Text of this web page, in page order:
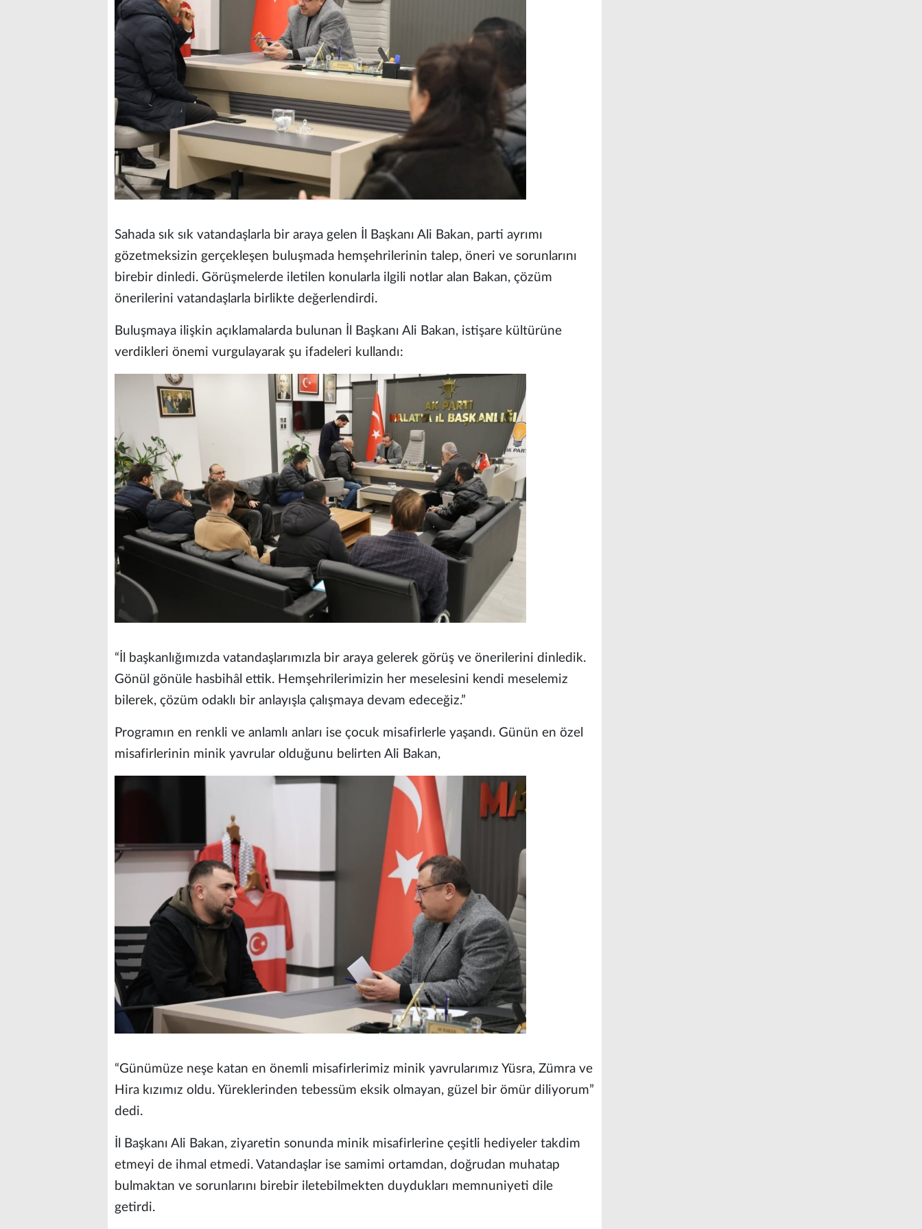
Sahada sık sık vatandaşlarla bir araya gelen İl Başkanı Ali Bakan, parti ayrımı
gözetmeksizin gerçekleşen buluşmada hemşehrilerinin talep, öneri ve sorunlarını
birebir dinledi. Görüşmelerde iletilen konularla ilgili notlar alan Bakan, çözüm
önerilerini vatandaşlarla birlikte değerlendirdi.
Buluşmaya ilişkin açıklamalarda bulunan İl Başkanı Ali Bakan, istişare kültürüne
verdikleri önemi vurgulayarak şu ifadeleri kullandı:
“İl başkanlığımızda vatandaşlarımızla bir araya gelerek görüş ve önerilerini dinledik.
Gönül gönüle hasbihâl ettik. Hemşehrilerimizin her meselesini kendi meselemiz
bilerek, çözüm odaklı bir anlayışla çalışmaya devam edeceğiz.”
Programın en renkli ve anlamlı anları ise çocuk misafirlerle yaşandı. Günün en özel
misafirlerinin minik yavrular olduğunu belirten Ali Bakan,
“Günümüze neşe katan en önemli misafirlerimiz minik yavrularımız Yüsra, Zümra ve
Hira kızımız oldu. Yüreklerinden tebessüm eksik olmayan, güzel bir ömür diliyorum”
dedi.
İl Başkanı Ali Bakan, ziyaretin sonunda minik misafirlerine çeşitli hediyeler takdim
etmeyi de ihmal etmedi. Vatandaşlar ise samimi ortamdan, doğrudan muhatap
bulmaktan ve sorunlarını birebir iletebilmekten duydukları memnuniyeti dile
getirdi.